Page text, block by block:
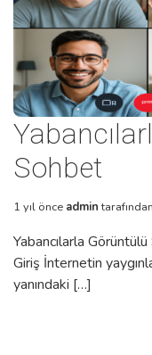
Sohbet
1 yıl önce admintarafından
Yabancılarla
Giriş İnternetin
yanındaki […]